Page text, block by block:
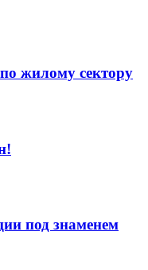
жилому сектору
под знаменем